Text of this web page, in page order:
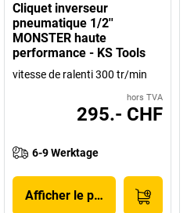
Cliquet inverseur
pneumatique 1/2''
MONSTER haute
performance - KS Tools
vitesse de ralenti 300 tr/min
hors TVA
295.- CHF
6-9 Werktage
Afficher le produit